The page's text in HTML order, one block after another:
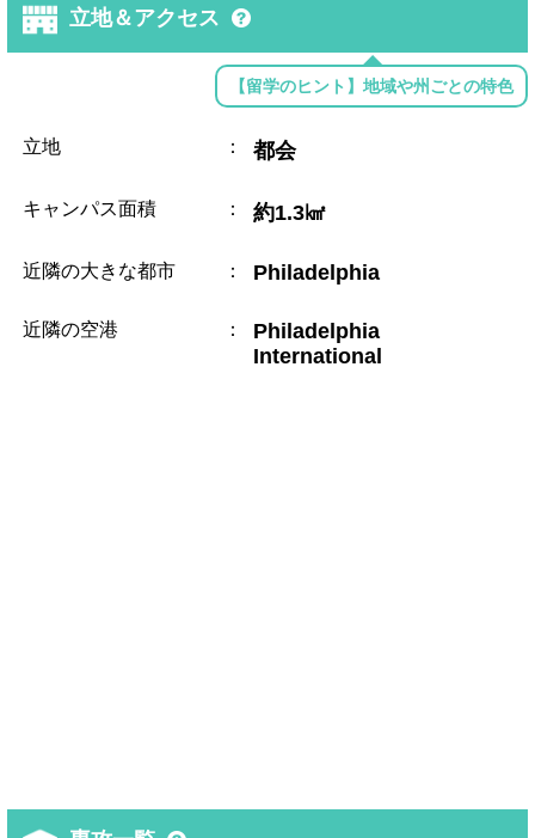
立地＆アクセス
【留学のヒント】地域や州ごとの特色
立地 ： 都会
キャンパス面積 ： 約1.3㎢
近隣の大きな都市 ： Philadelphia
近隣の空港 ：
Philadelphia
International